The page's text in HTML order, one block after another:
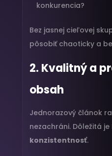
konkurencia?
Bez jasnej cieľovej
pôsobiť chaoticky a
2. Kvalitný a
obsah
Jednorazový článok
nezachráni. Dôležitá je
konzistentnosť.